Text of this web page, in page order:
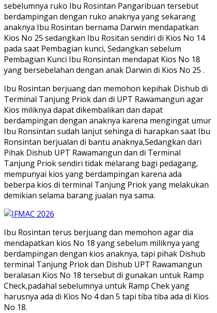
sebelumnya ruko Ibu Rosintan Pangaribuan tersebut
berdampingan dengan ruko anaknya yang sekarang
anaknya Ibu Rosintan bernama Darwin mendapatkan
Kios No 25 sedangkan Ibu Rositan sendiri di Kios No 14
pada saat Pembagian kunci, Sedangkan sebelum
Pembagian Kunci Ibu Ronsintan mendapat Kios No 18
yang bersebelahan dengan anak Darwin di Kios No 25 .
Ibu Rosintan berjuang dan memohon kepihak Dishub di
Terminal Tanjung Priok dan di UPT Rawamangun agar
Kios miliknya dapat dikembalikan dan dapat
berdampingan dengan anaknya karena mengingat umur
Ibu Ronsintan sudah lanjut sehinga di harapkan saat Ibu
Ronsintan berjualan di bantu anaknya,Sedangkan dari
Pihak Dishub UPT Rawamangun dan di Terminal
Tanjung Priok sendiri tidak melarang bagi pedagang,
mempunyai kios yang berdampingan karena ada
beberpa kios di terminal Tanjung Priok yang melakukan
demikian selama barang jualan nya sama.
Ibu Rosintan terus berjuang dan memohon agar dia
mendapatkan kios No 18 yang sebelum miliknya yang
berdampingan dengan kios anaknya, tapi pihak Dishub
terminal Tanjung Priok dan Dishub UPT Rawamangun
beralasan Kios No 18 tersebut di gunakan untuk Ramp
Check,padahal sebelumnya untuk Ramp Chek yang
harusnya ada di Kios No 4 dan 5 tapi tiba tiba ada di Kios
No 18.